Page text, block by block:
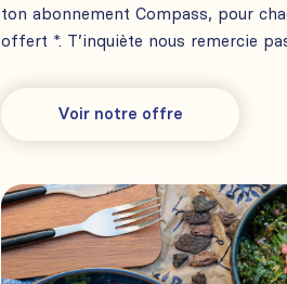
ton abonnement Compass, pour
offert *. T’inquiète nous remercie
Voir notre offre